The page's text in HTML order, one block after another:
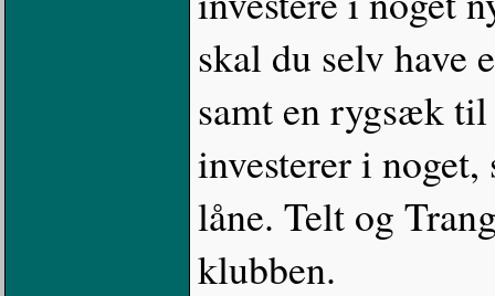
skal du selv have
samt en rygsæk
investerer i noget,
låne. Telt og
klubben.